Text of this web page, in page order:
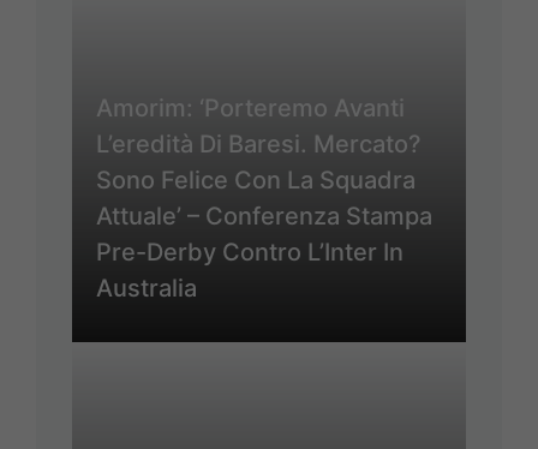
Amorim: ‘Porteremo Avanti
L’eredità Di Baresi. Mercato?
Sono Felice Con La Squadra
Attuale’ – Conferenza Stampa
Pre-Derby Contro L’Inter In
Australia